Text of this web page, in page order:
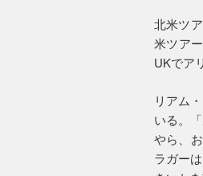
北米ツ
米ツア
UKでア
リアム
いる。
やら、
ラガー